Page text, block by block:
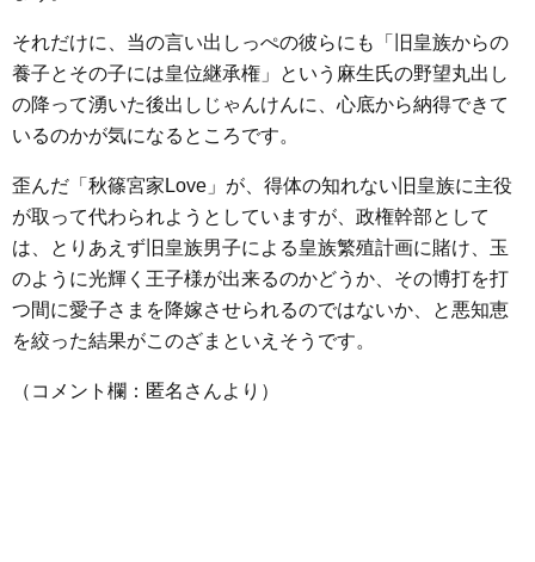
それだけに、当の言い出しっぺの彼らにも「旧皇族からの
養子とその子には皇位継承権」という麻生氏の野望丸出し
の降って湧いた後出しじゃんけんに、心底から納得できて
いるのかが気になるところです。
歪んだ「秋篠宮家Love」が、得体の知れない旧皇族に主役
が取って代わられようとしていますが、政権幹部として
は、とりあえず旧皇族男子による皇族繁殖計画に賭け、玉
のように光輝く王子様が出来るのかどうか、その博打を打
つ間に愛子さまを降嫁させられるのではないか、と悪知恵
を絞った結果がこのざまといえそうです。
（コメント欄：匿名さんより）